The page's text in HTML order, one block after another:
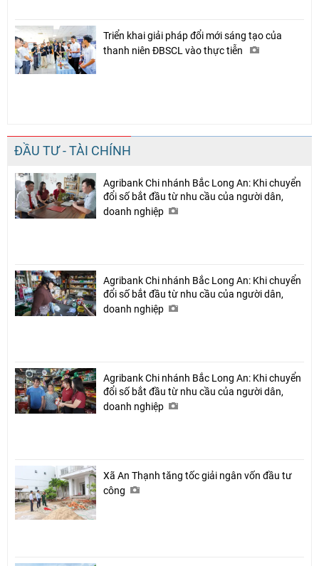
Facebook
Triển khai giải pháp đổi mới sáng tạo của
thanh niên ĐBSCL vào thực tiễn
ĐẦU TƯ - TÀI CHÍNH
Agribank Chi nhánh Bắc Long An: Khi chuyển
đổi số bắt đầu từ nhu cầu của người dân,
doanh nghiệp
Agribank Chi nhánh Bắc Long An: Khi chuyển
đổi số bắt đầu từ nhu cầu của người dân,
doanh nghiệp
Agribank Chi nhánh Bắc Long An: Khi chuyển
đổi số bắt đầu từ nhu cầu của người dân,
doanh nghiệp
Xã An Thạnh tăng tốc giải ngân vốn đầu tư
công